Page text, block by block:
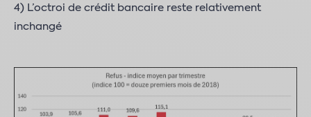
4) L’octroi de crédit bancaire reste relativement
inchangé